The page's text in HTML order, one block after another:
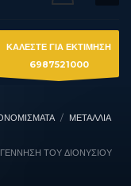
ΚΑΛΕΣΤΕ ΓΙΑ ΕΚΤΙΜΗΣΗ
6987521000
ΜΕΤΑΛΛΙΑ
ΤΟΥ ΔΙΟΝΥΣΊΟΥ